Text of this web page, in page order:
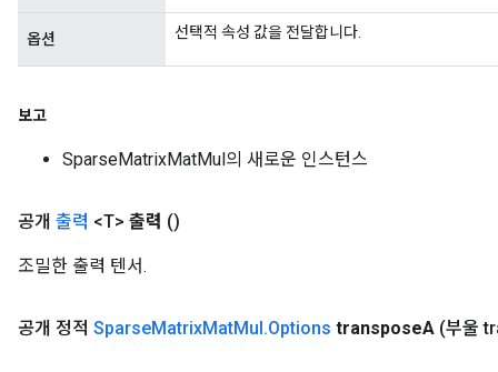
옵션 선택적 속성 값을 전달합니다.
보고
SparseMatrixMatMul의 새로운 인스턴스
공개 출력 <T> 출력 ()
조밀한 출력 텐서.
공개 정적 SparseMatrixMatMul.Options transposeA (부울